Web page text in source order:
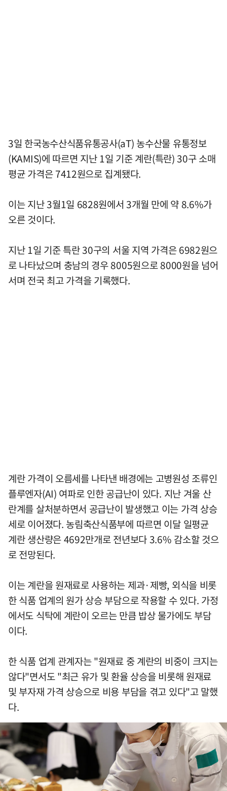
3일 한국농수산식품유통공사(aT) 농수산물 유통정보
(KAMIS)에 따르면 지난 1일 기준 계란(특란) 30구 소매
평균 가격은 7412원으로 집계됐다.
이는 지난 3월1일 6828원에서 3개월 만에 약 8.6%가
오른 것이다.
지난 1일 기준 특란 30구의 서울 지역 가격은 6982원으
로 나타났으며 충남의 경우 8005원으로 8000원을 넘어
서며 전국 최고 가격을 기록했다.
계란 가격이 오름세를 나타낸 배경에는 고병원성 조류인
플루엔자(AI) 여파로 인한 공급난이 있다. 지난 겨울 산
란계를 살처분하면서 공급난이 발생했고 이는 가격 상승
세로 이어졌다. 농림축산식품부에 따르면 이달 일평균
계란 생산량은 4692만개로 전년보다 3.6% 감소할 것으
로 전망된다.
이는 계란을 원재료로 사용하는 제과·제빵, 외식을 비롯
한 식품 업계의 원가 상승 부담으로 작용할 수 있다. 가정
에서도 식탁에 계란이 오르는 만큼 밥상 물가에도 부담
이다.
한 식품 업계 관계자는 "원재료 중 계란의 비중이 크지는
않다"면서도 "최근 유가 및 환율 상승을 비롯해 원재료
및 부자재 가격 상승으로 비용 부담을 겪고 있다"고 말했
다.